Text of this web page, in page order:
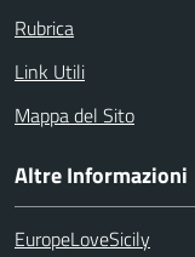
Rubrica
Link Utili
Mappa del Sito
Altre Informazioni
EuropeLoveSicily